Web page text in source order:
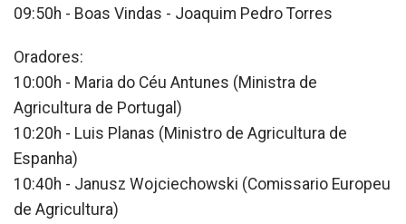
09:50h - Boas Vindas - Joaquim Pedro Torres
Oradores:
10:00h - Maria do Céu Antunes (Ministra de
Agricultura de Portugal)
10:20h - Luis Planas (Ministro de Agricultura de
Espanha)
10:40h - Janusz Wojciechowski (Comissario Europeu
de Agricultura)